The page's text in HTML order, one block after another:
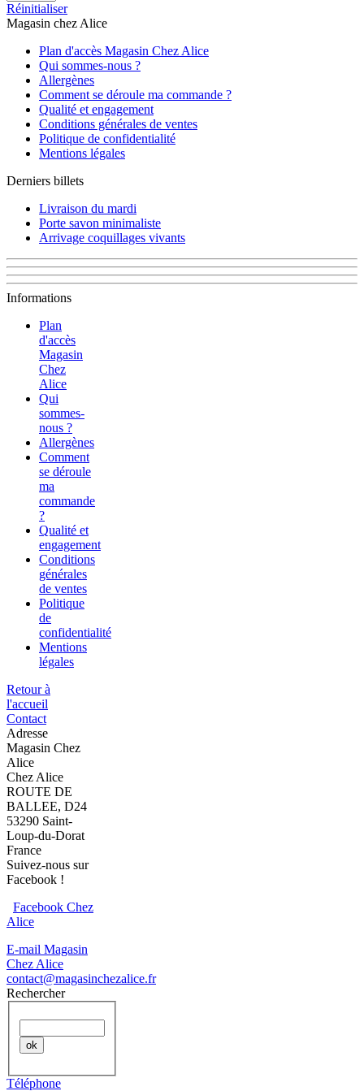
Réinitialiser
Magasin chez Alice
Plan d'accès Magasin Chez Alice
Qui sommes-nous ?
Allergènes
Comment se déroule ma commande ?
Qualité et engagement
Conditions générales de ventes
Politique de confidentialité
Mentions légales
Derniers billets
Livraison du mardi
Porte savon minimaliste
Arrivage coquillages vivants
Informations
Plan
d'accès
Magasin
Chez
Alice
Qui
sommes-
nous ?
Allergènes
Comment
se déroule
ma
commande
?
Qualité et
engagement
Conditions
générales
de ventes
Politique
de
confidentialité
Mentions
légales
Retour à
l'accueil
Contact
Adresse
Magasin Chez
Alice
Chez Alice
ROUTE DE
BALLEE, D24
53290 Saint-
Loup-du-Dorat
France
Suivez-nous sur
Facebook !
Facebook Chez
Alice
E-mail Magasin
Chez Alice
contact@magasinchezalice.fr
Rechercher
Téléphone